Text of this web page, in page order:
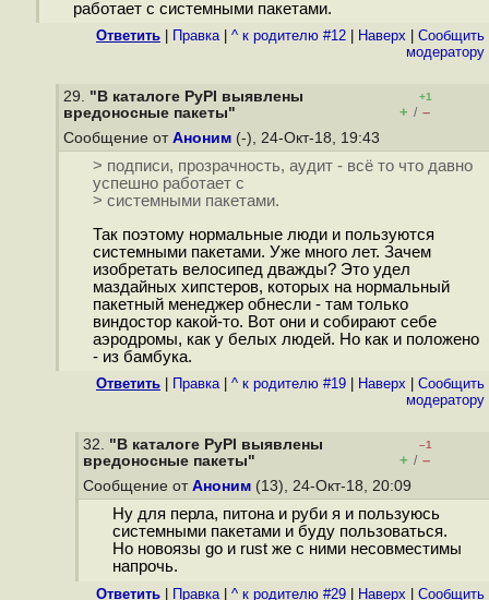
работает с системными пакетами.
Ответить Правка| ^ к родителю #12 Наверх
Cообщить
модератору
29. "В каталоге PyPI выявлены
вредоносные пакеты"
+1
+ / –
Сообщение от Аноним (-), 24-Окт-18, 19:43
> подписи, прозрачность, аудит - всё то что давно
успешно работает с
> системными пакетами.
Так поэтому нормальные люди и пользуются
системными пакетами. Уже много лет. Зачем
изобретать велосипед дважды? Это удел
маздайных хипстеров, которых на нормальный
пакетный менеджер обнесли - там только
виндостор какой-то. Вот они и собирают себе
аэродромы, как у белых людей. Но как и положено
- из бамбука.
Ответить Правка| ^ к родителю #19 Наверх
Cообщить
модератору
32. "В каталоге PyPI выявлены
вредоносные пакеты"
–1
+ / –
Сообщение от Аноним (13), 24-Окт-18, 20:09
Ну для перла, питона и руби я и пользуюсь
системными пакетами и буду пользоваться.
Но новоязы go и rust же с ними несовместимы
напрочь.
Ответить Правка| ^ к родителю #29 Наверх
Cообщить